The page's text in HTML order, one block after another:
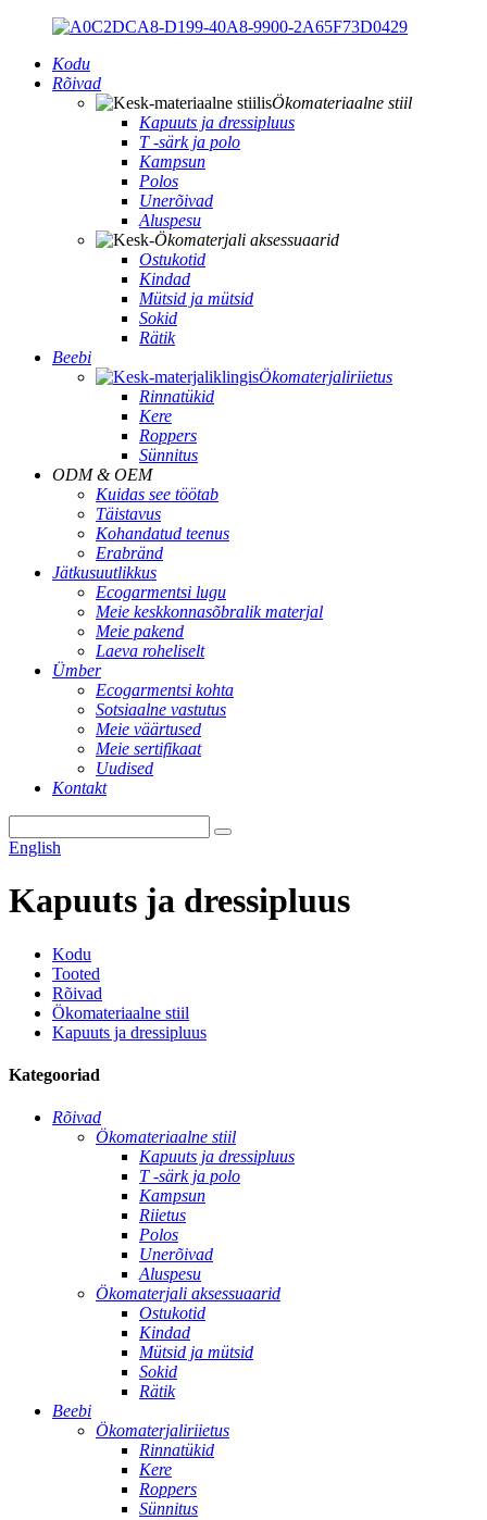
Kodu
Rõivad
Ökomateriaalne stiil
Kapuuts ja dressipluus
T -särk ja polo
Kampsun
Polos
Unerõivad
Aluspesu
Ökomaterjali aksessuaarid
Ostukotid
Kindad
Mütsid ja mütsid
Sokid
Rätik
Beebi
Ökomaterjaliriietus
Rinnatükid
Kere
Roppers
Sünnitus
ODM & OEM
Kuidas see töötab
Täistavus
Kohandatud teenus
Erabränd
Jätkusuutlikkus
Ecogarmentsi lugu
Meie keskkonnasõbralik materjal
Meie pakend
Laeva roheliselt
Ümber
Ecogarmentsi kohta
Sotsiaalne vastutus
Meie väärtused
Meie sertifikaat
Uudised
Kontakt
English
Kapuuts ja dressipluus
Kodu
Tooted
Rõivad
Ökomateriaalne stiil
Kapuuts ja dressipluus
Kategooriad
Rõivad
Ökomateriaalne stiil
Kapuuts ja dressipluus
T -särk ja polo
Kampsun
Riietus
Polos
Unerõivad
Aluspesu
Ökomaterjali aksessuaarid
Ostukotid
Kindad
Mütsid ja mütsid
Sokid
Rätik
Beebi
Ökomaterjaliriietus
Rinnatükid
Kere
Roppers
Sünnitus